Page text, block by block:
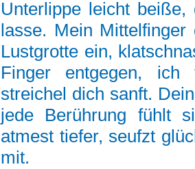
Unterlippe leicht
lasse. Mein
Lustgrotte ein,
Finger entgegen,
streichel dich sanft.
jede Berührung fühlt
atmest tiefer, seufzt
mit.